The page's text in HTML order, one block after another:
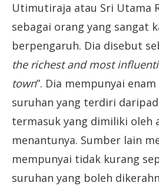
Utimutiraja atau Sri Utama
sebagai orang yang sangat
berpengaruh. Dia disebut
the richest and most
town”. Dia mempunyai
suruhan yang terdiri
termasuk yang dimiliki oleh
menantunya. Sumber lain
mempunyai tidak kurang
suruhan yang boleh